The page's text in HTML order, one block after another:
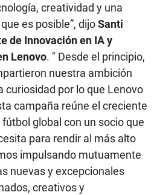
creatividad y una
es posible”, dijoSanti
de Innovación en IA y
Lenovo. " Desde el principio,
nuestra ambición
curiosidad por lo que Lenovo
campaña reúne el creciente
global con un socio que
para rendir al más alto
impulsando mutuamente
nuevas y excepcionales
creativos y